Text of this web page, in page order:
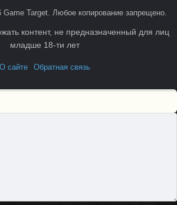
Target. Любое копирование запрещено.
О сайте Обратная связь